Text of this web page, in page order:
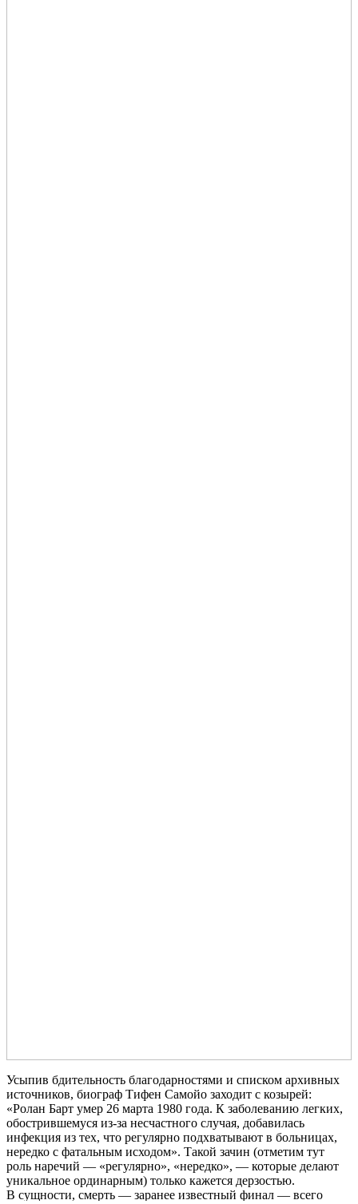
Усыпив бдительность благодарностями и списком архивных
источников, биограф Тифен Самойо заходит с козырей:
«Ролан Барт умер 26 марта 1980 года. К заболеванию легких,
обострившемуся из-за несчастного случая, добавилась
инфекция из тех, что регулярно подхватывают в больницах,
нередко с фатальным исходом». Такой зачин (отметим тут
роль наречий — «регулярно», «нередко», — которые делают
уникальное ординарным) только кажется дерзостью.
В сущности, смерть — заранее известный финал — всего